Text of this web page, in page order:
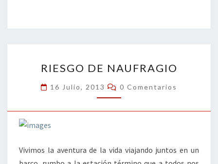
o
o
k
er dI
n
l
p
ar
tir
DE
NAUFRAGIO
RIESGO DE NAUFRAGIO
16 Julio, 2013 Comentarios
0 Comentarios
Vivimos la aventura de la vida viajando juntos en un